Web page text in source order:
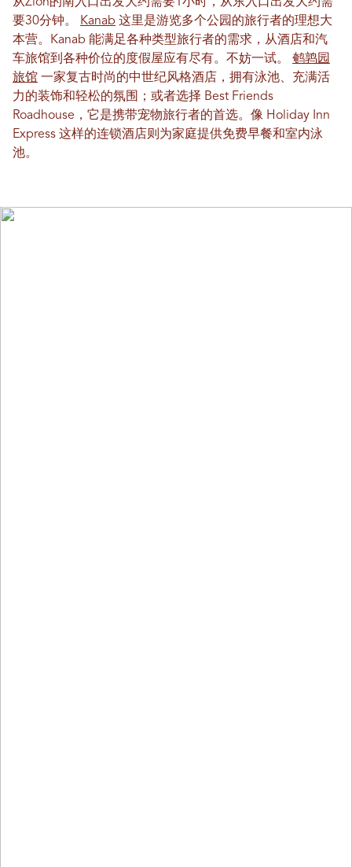
要30分钟。
Kanab 这里是游览多个公园的旅行者的理想大
本营。Kanab 能满足各种类型旅行者的需求，从酒店和汽
车旅馆到各种价位的度假屋应有尽有。不妨一试。 鹌鹑园
旅馆 一家复古时尚的中世纪风格酒店，拥有泳池、充满活
力的装饰和轻松的氛围；或者选择 Best Friends
Roadhouse，它是携带宠物旅行者的首选。像 Holiday Inn
Express 这样的连锁酒店则为家庭提供免费早餐和室内泳
池。